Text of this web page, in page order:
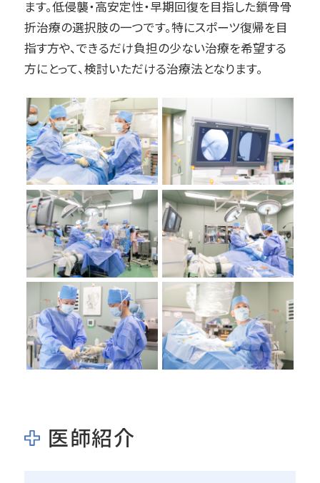
ます。低侵襲・高安定性・早期回復を目指した鎖骨骨
折治療の選択肢の一つです。特にスポーツ復帰を目
指す方や、できるだけ負担の少ない治療を希望する
方にとって、検討いただける治療法となります。
医師紹介